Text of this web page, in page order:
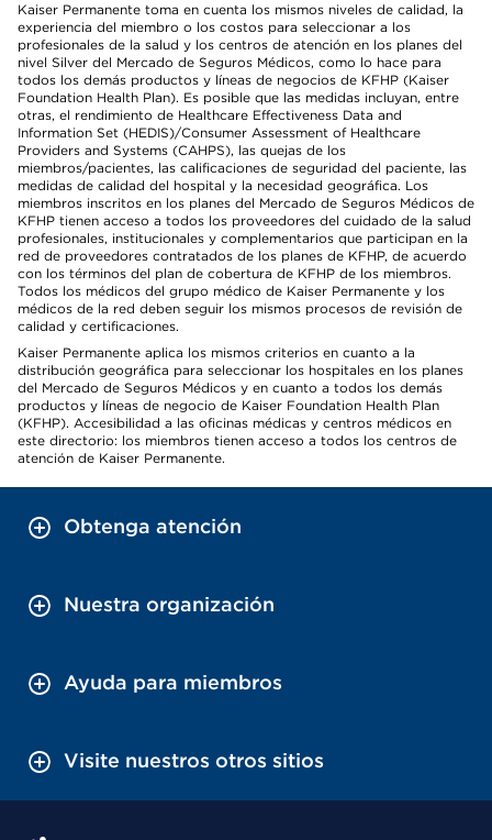
Kaiser Permanente toma en cuenta los mismos niveles de calidad, la
experiencia del miembro o los costos para seleccionar a los
profesionales de la salud y los centros de atención en los planes del
nivel Silver del Mercado de Seguros Médicos, como lo hace para
todos los demás productos y líneas de negocios de KFHP (Kaiser
Foundation Health Plan). Es posible que las medidas incluyan, entre
otras, el rendimiento de Healthcare Effectiveness Data and
Information Set (HEDIS)/Consumer Assessment of Healthcare
Providers and Systems (CAHPS), las quejas de los
miembros/pacientes, las calificaciones de seguridad del paciente, las
medidas de calidad del hospital y la necesidad geográfica. Los
miembros inscritos en los planes del Mercado de Seguros Médicos de
KFHP tienen acceso a todos los proveedores del cuidado de la salud
profesionales, institucionales y complementarios que participan en la
red de proveedores contratados de los planes de KFHP, de acuerdo
con los términos del plan de cobertura de KFHP de los miembros.
Todos los médicos del grupo médico de Kaiser Permanente y los
médicos de la red deben seguir los mismos procesos de revisión de
calidad y certificaciones.
Kaiser Permanente aplica los mismos criterios en cuanto a la
distribución geográfica para seleccionar los hospitales en los planes
del Mercado de Seguros Médicos y en cuanto a todos los demás
productos y líneas de negocio de Kaiser Foundation Health Plan
(KFHP). Accesibilidad a las oficinas médicas y centros médicos en
este directorio: los miembros tienen acceso a todos los centros de
atención de Kaiser Permanente.
Obtenga atención
Nuestra organización
Ayuda para miembros
Visite nuestros otros sitios